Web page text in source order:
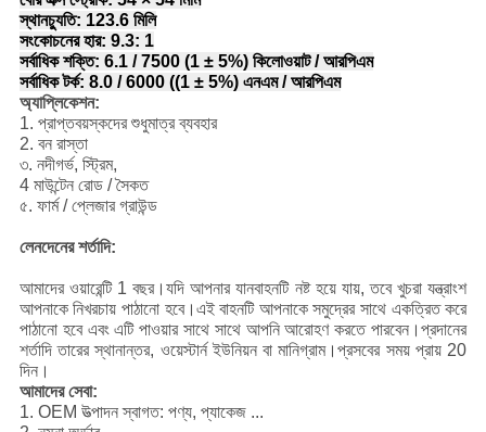
স্থানচ্যুতি: 123.6 মিলি
সংকোচনের হার: 9.3: 1
সর্বাধিক শক্তি: 6.1 / 7500 (1 ± 5%) কিলোওয়াট / আরপিএম
সর্বাধিক টর্ক: 8.0 / 6000 ((1 ± 5%) এনএম / আরপিএম
অ্যাপ্লিকেশন:
1. প্রাপ্তবয়স্কদের শুধুমাত্র ব্যবহার
2. বন রাস্তা
৩. নদীগর্ভ, স্ট্রিম,
4 মাউন্টেন রোড / সৈকত
৫. ফার্ম / প্লেজার গ্রাউন্ড
লেনদেনের শর্তাদি:
আমাদের ওয়ারেন্টি 1 বছর।যদি আপনার যানবাহনটি নষ্ট হয়ে যায়, তবে খুচরা যন্ত্রাংশ
আপনাকে নিখরচায় পাঠানো হবে।এই বাহনটি আপনাকে সমুদ্রের সাথে একত্রিত করে
পাঠানো হবে এবং এটি পাওয়ার সাথে সাথে আপনি আরোহণ করতে পারবেন।প্রদানের
শর্তাদি তারের স্থানান্তর, ওয়েস্টার্ন ইউনিয়ন বা মানিগ্রাম।প্রসবের সময় প্রায় 20
দিন।
আমাদের সেবা:
1. OEM উত্পাদন স্বাগত: পণ্য, প্যাকেজ ...